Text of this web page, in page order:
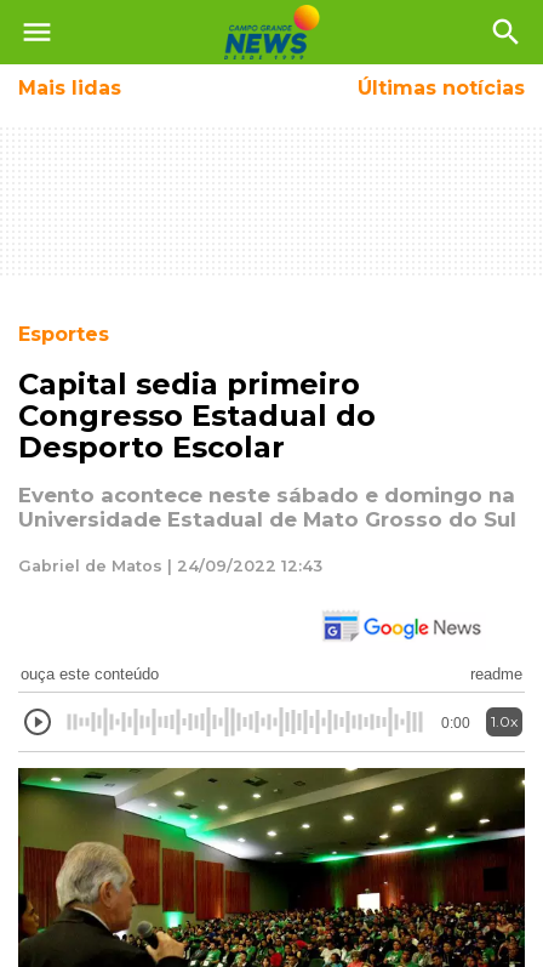
menu search
Mais lidas Últimas notícias
Esportes
Capital sedia primeiro
Congresso Estadual do
Desporto Escolar
Evento acontece neste sábado e domingo na
Universidade Estadual de Mato Grosso do Sul
Gabriel de Matos | 24/09/2022 12:43
ouça este conteúdo readme
0:00 1.0x